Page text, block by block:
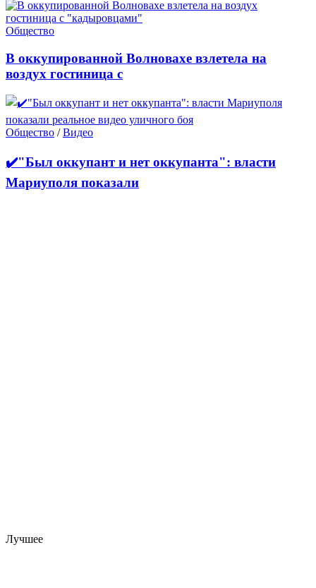
Общество
В оккупированной Волновахе взлетела на
воздух гостиница с
Общество /Видео
✔️"Был оккупант и нет оккупанта": власти
Мариуполя показали
Лучшее